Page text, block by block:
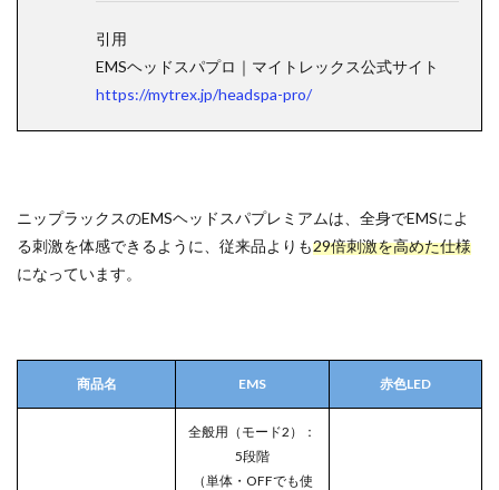
引用
EMSヘッドスパプロ｜マイトレックス公式サイト
https://mytrex.jp/headspa-pro/
ニップラックスのEMSヘッドスパプレミアムは、全身でEMSによ
る刺激を体感できるように、従来品よりも29倍刺激を高めた仕様
になっています。
商品名 EMS 赤色LED
全般用（モード2）：
5段階
（単体・OFFでも使